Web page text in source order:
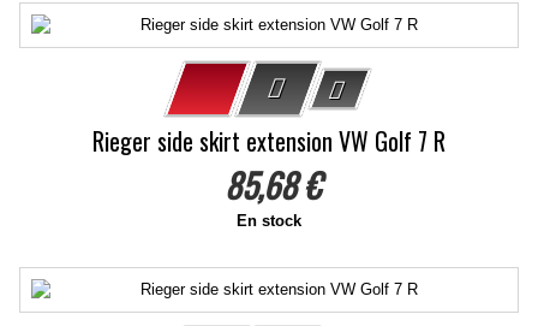
Rieger side skirt extension VW Golf 7 R
85,68 €
En stock